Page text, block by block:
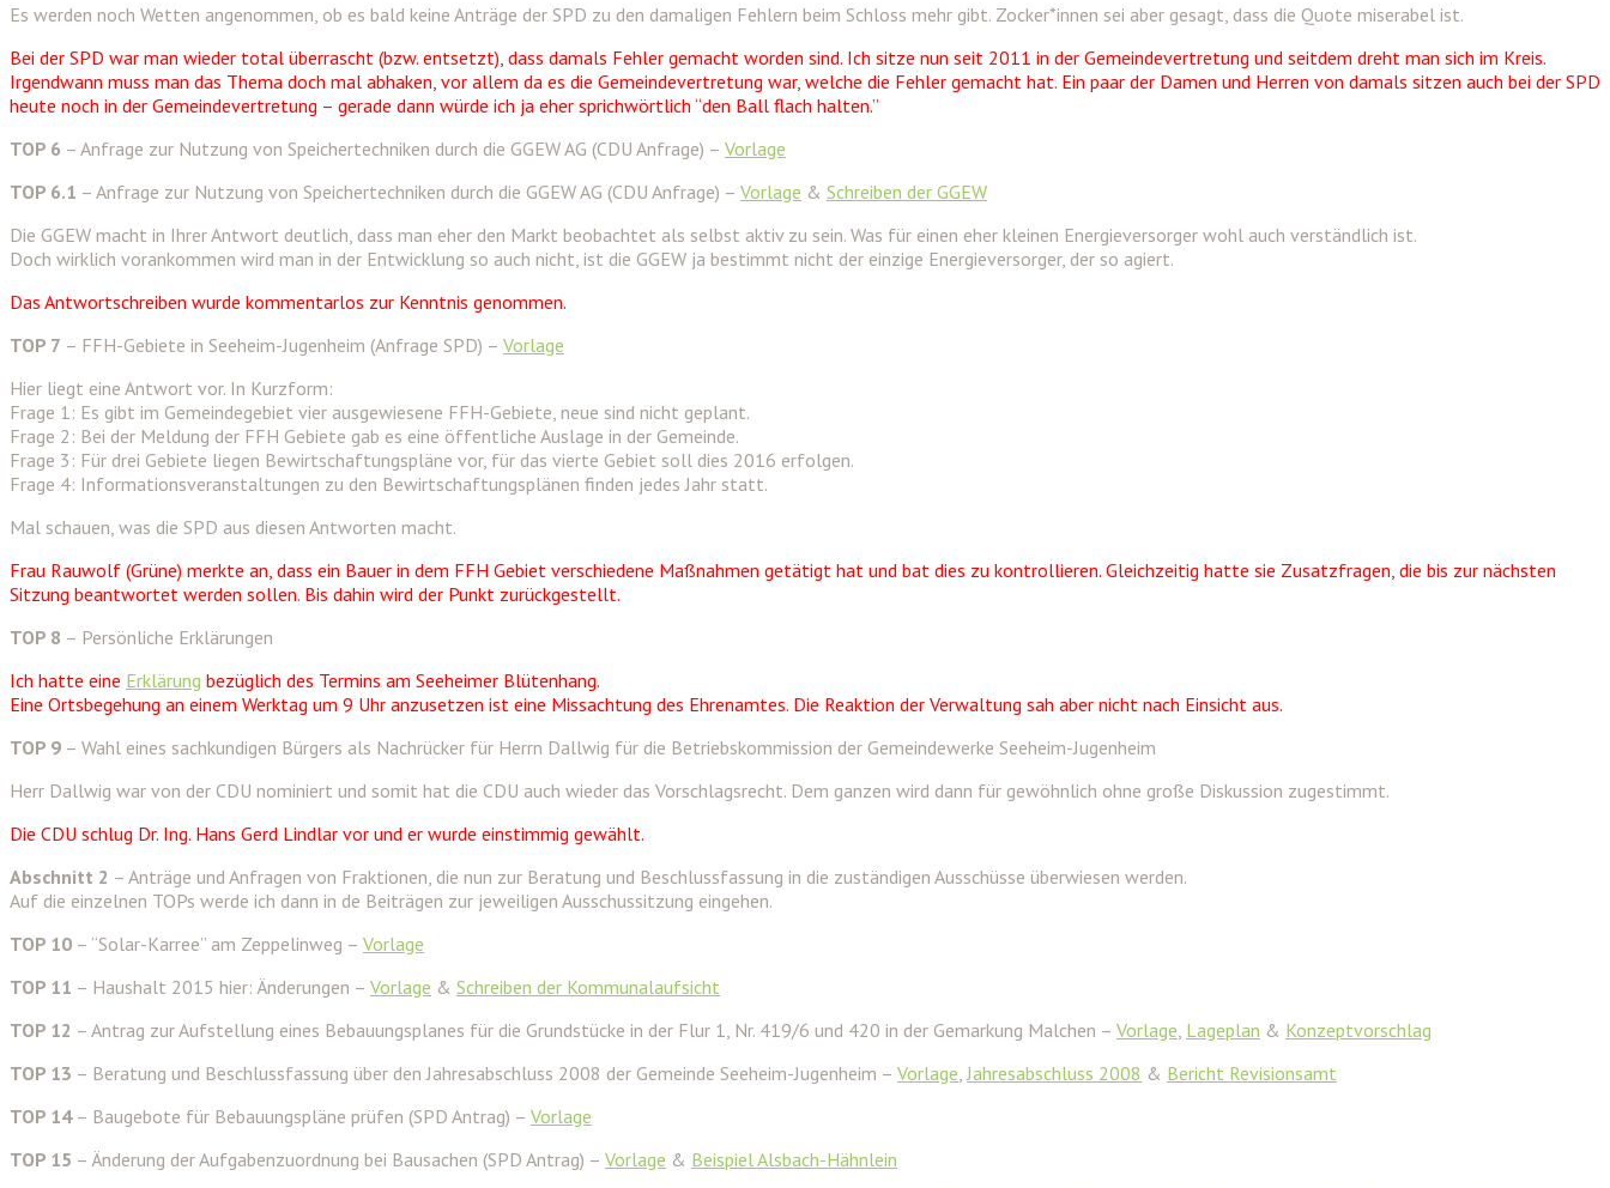
Es werden noch Wetten angenommen, ob es bald keine Anträge der SPD zu den damaligen Fehlern beim Schloss mehr gibt. Zocker*innen sei aber gesagt, dass die Quote miserabel ist.
Bei der SPD war man wieder total überrascht (bzw. entsetzt), dass damals Fehler gemacht worden sind. Ich sitze nun seit 2011 in der Gemeindevertretung und seitdem dreht man sich im Kreis.
Irgendwann muss man das Thema doch mal abhaken, vor allem da es die Gemeindevertretung war, welche die Fehler gemacht hat. Ein paar der Damen und Herren von damals sitzen auch bei der SPD
heute noch in der Gemeindevertretung – gerade dann würde ich ja eher sprichwörtlich “den Ball flach halten.”
TOP 6 – Anfrage zur Nutzung von Speichertechniken durch die GGEW AG (CDU Anfrage) – Vorlage
TOP 6.1 – Anfrage zur Nutzung von Speichertechniken durch die GGEW AG (CDU Anfrage) – Vorlage & Schreiben der GGEW
Die GGEW macht in Ihrer Antwort deutlich, dass man eher den Markt beobachtet als selbst aktiv zu sein. Was für einen eher kleinen Energieversorger wohl auch verständlich ist.
Doch wirklich vorankommen wird man in der Entwicklung so auch nicht, ist die GGEW ja bestimmt nicht der einzige Energieversorger, der so agiert.
Das Antwortschreiben wurde kommentarlos zur Kenntnis genommen.
TOP 7 – FFH-Gebiete in Seeheim-Jugenheim (Anfrage SPD) – Vorlage
Hier liegt eine Antwort vor. In Kurzform:
Frage 1: Es gibt im Gemeindegebiet vier ausgewiesene FFH-Gebiete, neue sind nicht geplant.
Frage 2: Bei der Meldung der FFH Gebiete gab es eine öffentliche Auslage in der Gemeinde.
Frage 3: Für drei Gebiete liegen Bewirtschaftungspläne vor, für das vierte Gebiet soll dies 2016 erfolgen.
Frage 4: Informationsveranstaltungen zu den Bewirtschaftungsplänen finden jedes Jahr statt.
Mal schauen, was die SPD aus diesen Antworten macht.
Frau Rauwolf (Grüne) merkte an, dass ein Bauer in dem FFH Gebiet verschiedene Maßnahmen getätigt hat und bat dies zu kontrollieren. Gleichzeitig hatte sie Zusatzfragen, die bis zur nächsten
Sitzung beantwortet werden sollen. Bis dahin wird der Punkt zurückgestellt.
TOP 8 – Persönliche Erklärungen
Ich hatte eine Erklärung bezüglich des Termins am Seeheimer Blütenhang.
Eine Ortsbegehung an einem Werktag um 9 Uhr anzusetzen ist eine Missachtung des Ehrenamtes. Die Reaktion der Verwaltung sah aber nicht nach Einsicht aus.
TOP 9 – Wahl eines sachkundigen Bürgers als Nachrücker für Herrn Dallwig für die Betriebskommission der Gemeindewerke Seeheim-Jugenheim
Herr Dallwig war von der CDU nominiert und somit hat die CDU auch wieder das Vorschlagsrecht. Dem ganzen wird dann für gewöhnlich ohne große Diskussion zugestimmt.
Die CDU schlug Dr. Ing. Hans Gerd Lindlar vor und er wurde einstimmig gewählt.
Abschnitt 2 – Anträge und Anfragen von Fraktionen, die nun zur Beratung und Beschlussfassung in die zuständigen Ausschüsse überwiesen werden.
Auf die einzelnen TOPs werde ich dann in de Beiträgen zur jeweiligen Ausschussitzung eingehen.
TOP 10 – “Solar-Karree” am Zeppelinweg – Vorlage
TOP 11 – Haushalt 2015 hier: Änderungen – Vorlage & Schreiben der Kommunalaufsicht
TOP 12 – Antrag zur Aufstellung eines Bebauungsplanes für die Grundstücke in der Flur 1, Nr. 419/6 und 420 in der Gemarkung Malchen – Vorlage Lageplan & Konzeptvorschlag
TOP 13 – Beratung und Beschlussfassung über den Jahresabschluss 2008 der Gemeinde Seeheim-Jugenheim – Vorlage Jahresabschluss 2008 & Bericht Revisionsamt
TOP 14– Baugebote für Bebauungspläne prüfen (SPD Antrag) – Vorlage
TOP 15 – Änderung der Aufgabenzuordnung bei Bausachen (SPD Antrag) – Vorlage & Beispiel Alsbach-Hähnlein